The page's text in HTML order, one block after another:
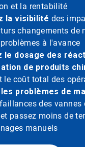
et la rentabilité
la visibilité des
changements de
à l'avance
le dosage des
de produits
le coût total des
les problèmes de
des vannes
passez moins de
manuels